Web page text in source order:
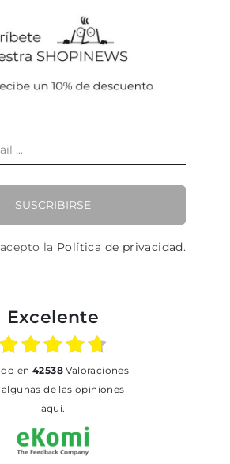
SUSCRIBIRSE
la Política de privacidad.
Excelente
en 42538Valoraciones
aquí.